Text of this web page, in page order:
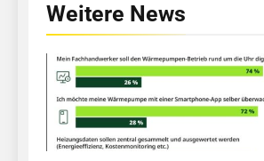
Weitere News